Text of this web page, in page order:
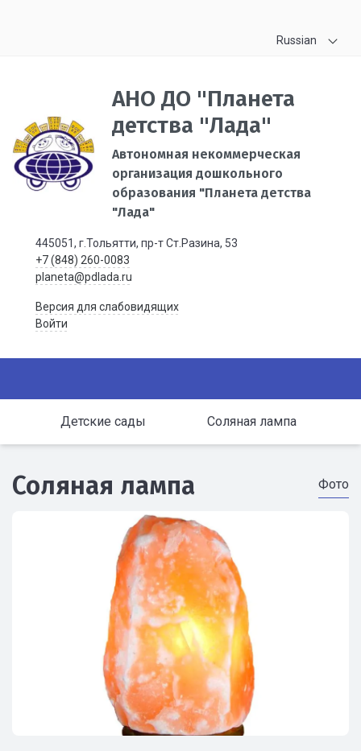
Russian
АНО ДО "Планета
детства "Лада"
Автономная некоммерческая
организация дошкольного
образования "Планета детства
"Лада"
445051, г.Тольятти, пр-т Ст.Разина, 53
+7 (848) 260-0083
planeta@pdlada.ru
Версия для слабовидящих
Войти
Детские сады Соляная лампа
Соляная лампа Фото